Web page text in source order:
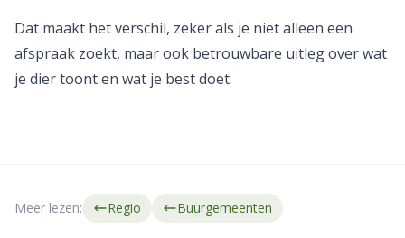
Dat maakt het verschil, zeker als je niet alleen een
afspraak zoekt, maar ook betrouwbare uitleg over wat
je dier toont en wat je best doet.
Meer lezen: Regio Buurgemeenten